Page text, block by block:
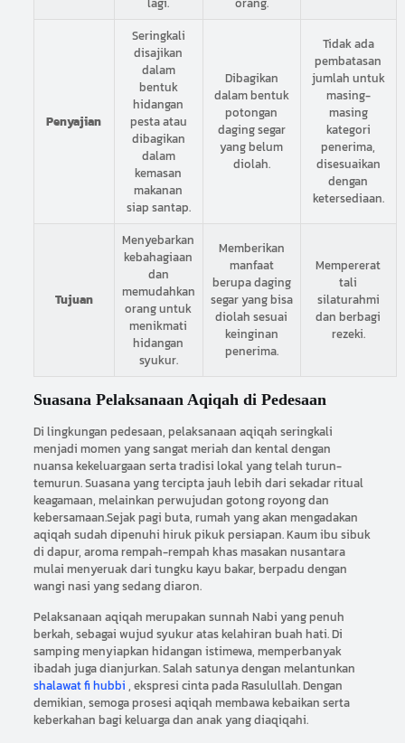
Penyajian
Seringkali
disajikan
dalam
bentuk
hidangan
pesta atau
dibagikan
dalam
kemasan
makanan
siap santap.
Dibagikan
dalam bentuk
potongan
daging segar
yang belum
diolah.
Tidak ada
pembatasan
jumlah untuk
masing-
masing
kategori
penerima,
disesuaikan
dengan
ketersediaan.
Tujuan
Menyebarkan
kebahagiaan
dan
memudahkan
orang untuk
menikmati
hidangan
syukur.
Memberikan
manfaat
berupa daging
segar yang bisa
diolah sesuai
keinginan
penerima.
Mempererat
tali
silaturahmi
dan berbagi
rezeki.
Suasana Pelaksanaan Aqiqah di Pedesaan
Di lingkungan pedesaan, pelaksanaan aqiqah seringkali
menjadi momen yang sangat meriah dan kental dengan
nuansa kekeluargaan serta tradisi lokal yang telah turun-
temurun. Suasana yang tercipta jauh lebih dari sekadar ritual
keagamaan, melainkan perwujudan gotong royong dan
kebersamaan.Sejak pagi buta, rumah yang akan mengadakan
aqiqah sudah dipenuhi hiruk pikuk persiapan. Kaum ibu sibuk
di dapur, aroma rempah-rempah khas masakan nusantara
mulai menyeruak dari tungku kayu bakar, berpadu dengan
wangi nasi yang sedang diaron.
Pelaksanaan aqiqah merupakan sunnah Nabi yang penuh
berkah, sebagai wujud syukur atas kelahiran buah hati. Di
samping menyiapkan hidangan istimewa, memperbanyak
ibadah juga dianjurkan. Salah satunya dengan melantunkan
shalawat fi hubbi , ekspresi cinta pada Rasulullah. Dengan
demikian, semoga prosesi aqiqah membawa kebaikan serta
keberkahan bagi keluarga dan anak yang diaqiqahi.